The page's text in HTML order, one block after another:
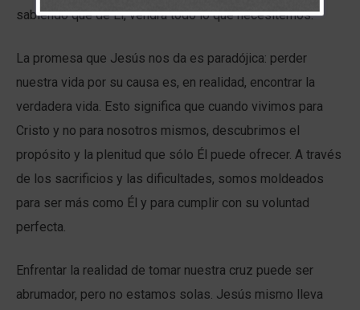
sabiendo que de Él, vendrá todo lo que necesitemos.
La promesa que Jesús nos da es paradójica: perder
nuestra vida por su causa es, en realidad, encontrar la
verdadera vida. Esto significa que cuando vivimos para
Cristo y no para nosotros mismos, descubrimos el
propósito y la plenitud que sólo Él puede ofrecer. A través
de los sacrificios y las dificultades, somos moldeados
para ser más como Él y para cumplir con su voluntad
perfecta.
Enfrentar la realidad de tomar nuestra cruz puede ser
abrumador, pero no estamos solas. Jesús mismo lleva